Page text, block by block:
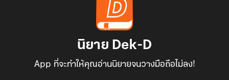
นิยาย Dek-D
App ที่จะทำให้คุณอ่านนิยายจนวางมือถือไม่ลง!